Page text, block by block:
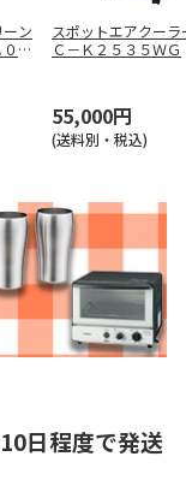
ーン
２
スポットエアクー
Ｃ－Ｋ２５３５ＷＧ
55,000円
(送料別・税込)
日程度で発送